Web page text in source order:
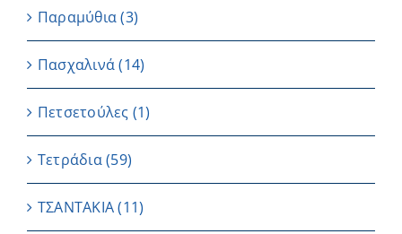
Παραμύθια (3)
Πασχαλινά (14)
Πετσετούλες (1)
Τετράδια(59)
ΤΣΑΝΤΑΚΙΑ (11)